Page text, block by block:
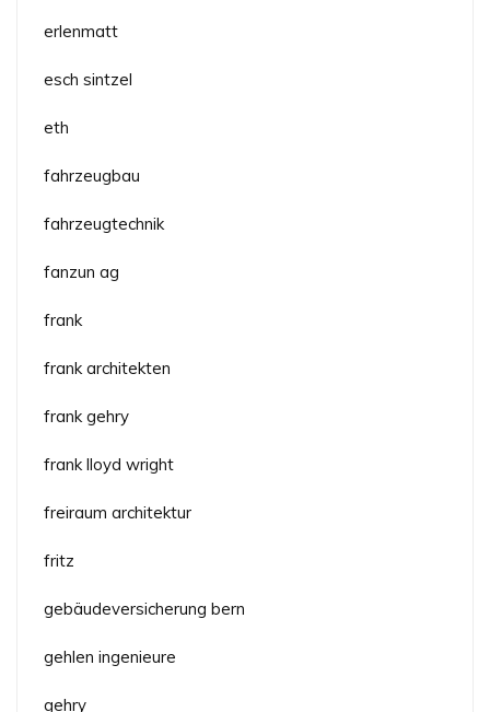
erlenmatt
esch sintzel
eth
fahrzeugbau
fahrzeugtechnik
fanzun ag
frank
frank architekten
frank gehry
frank lloyd wright
freiraum architektur
fritz
gebäudeversicherung bern
gehlen ingenieure
gehry